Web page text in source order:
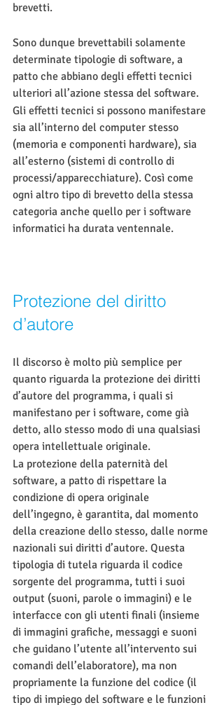
brevetti.
Sono dunque brevettabili solamente
determinate tipologie di software, a
patto che abbiano degli effetti tecnici
ulteriori all’azione stessa del software.
Gli effetti tecnici si possono manifestare
sia all’interno del computer stesso
(memoria e componenti hardware), sia
all’esterno (sistemi di controllo di
processi/apparecchiature). Così come
ogni altro tipo di brevetto della stessa
categoria anche quello per i software
informatici ha durata ventennale.
Protezione del diritto
d’autore
Il discorso è molto più semplice per
quanto riguarda la protezione dei diritti
d’autore del programma, i quali si
manifestano per i software, come già
detto, allo stesso modo di una qualsiasi
opera intellettuale originale.
La protezione della paternità del
software, a patto di rispettare la
condizione di opera originale
dell’ingegno, è garantita, dal momento
della creazione dello stesso, dalle norme
nazionali sui diritti d’autore. Questa
tipologia di tutela riguarda il codice
sorgente del programma, tutti i suoi
output (suoni, parole o immagini) e le
interfacce con gli utenti finali (insieme
di immagini grafiche, messaggi e suoni
che guidano l’utente all’intervento sui
comandi dell’elaboratore), ma non
propriamente la funzione del codice (il
tipo di impiego del software e le funzioni